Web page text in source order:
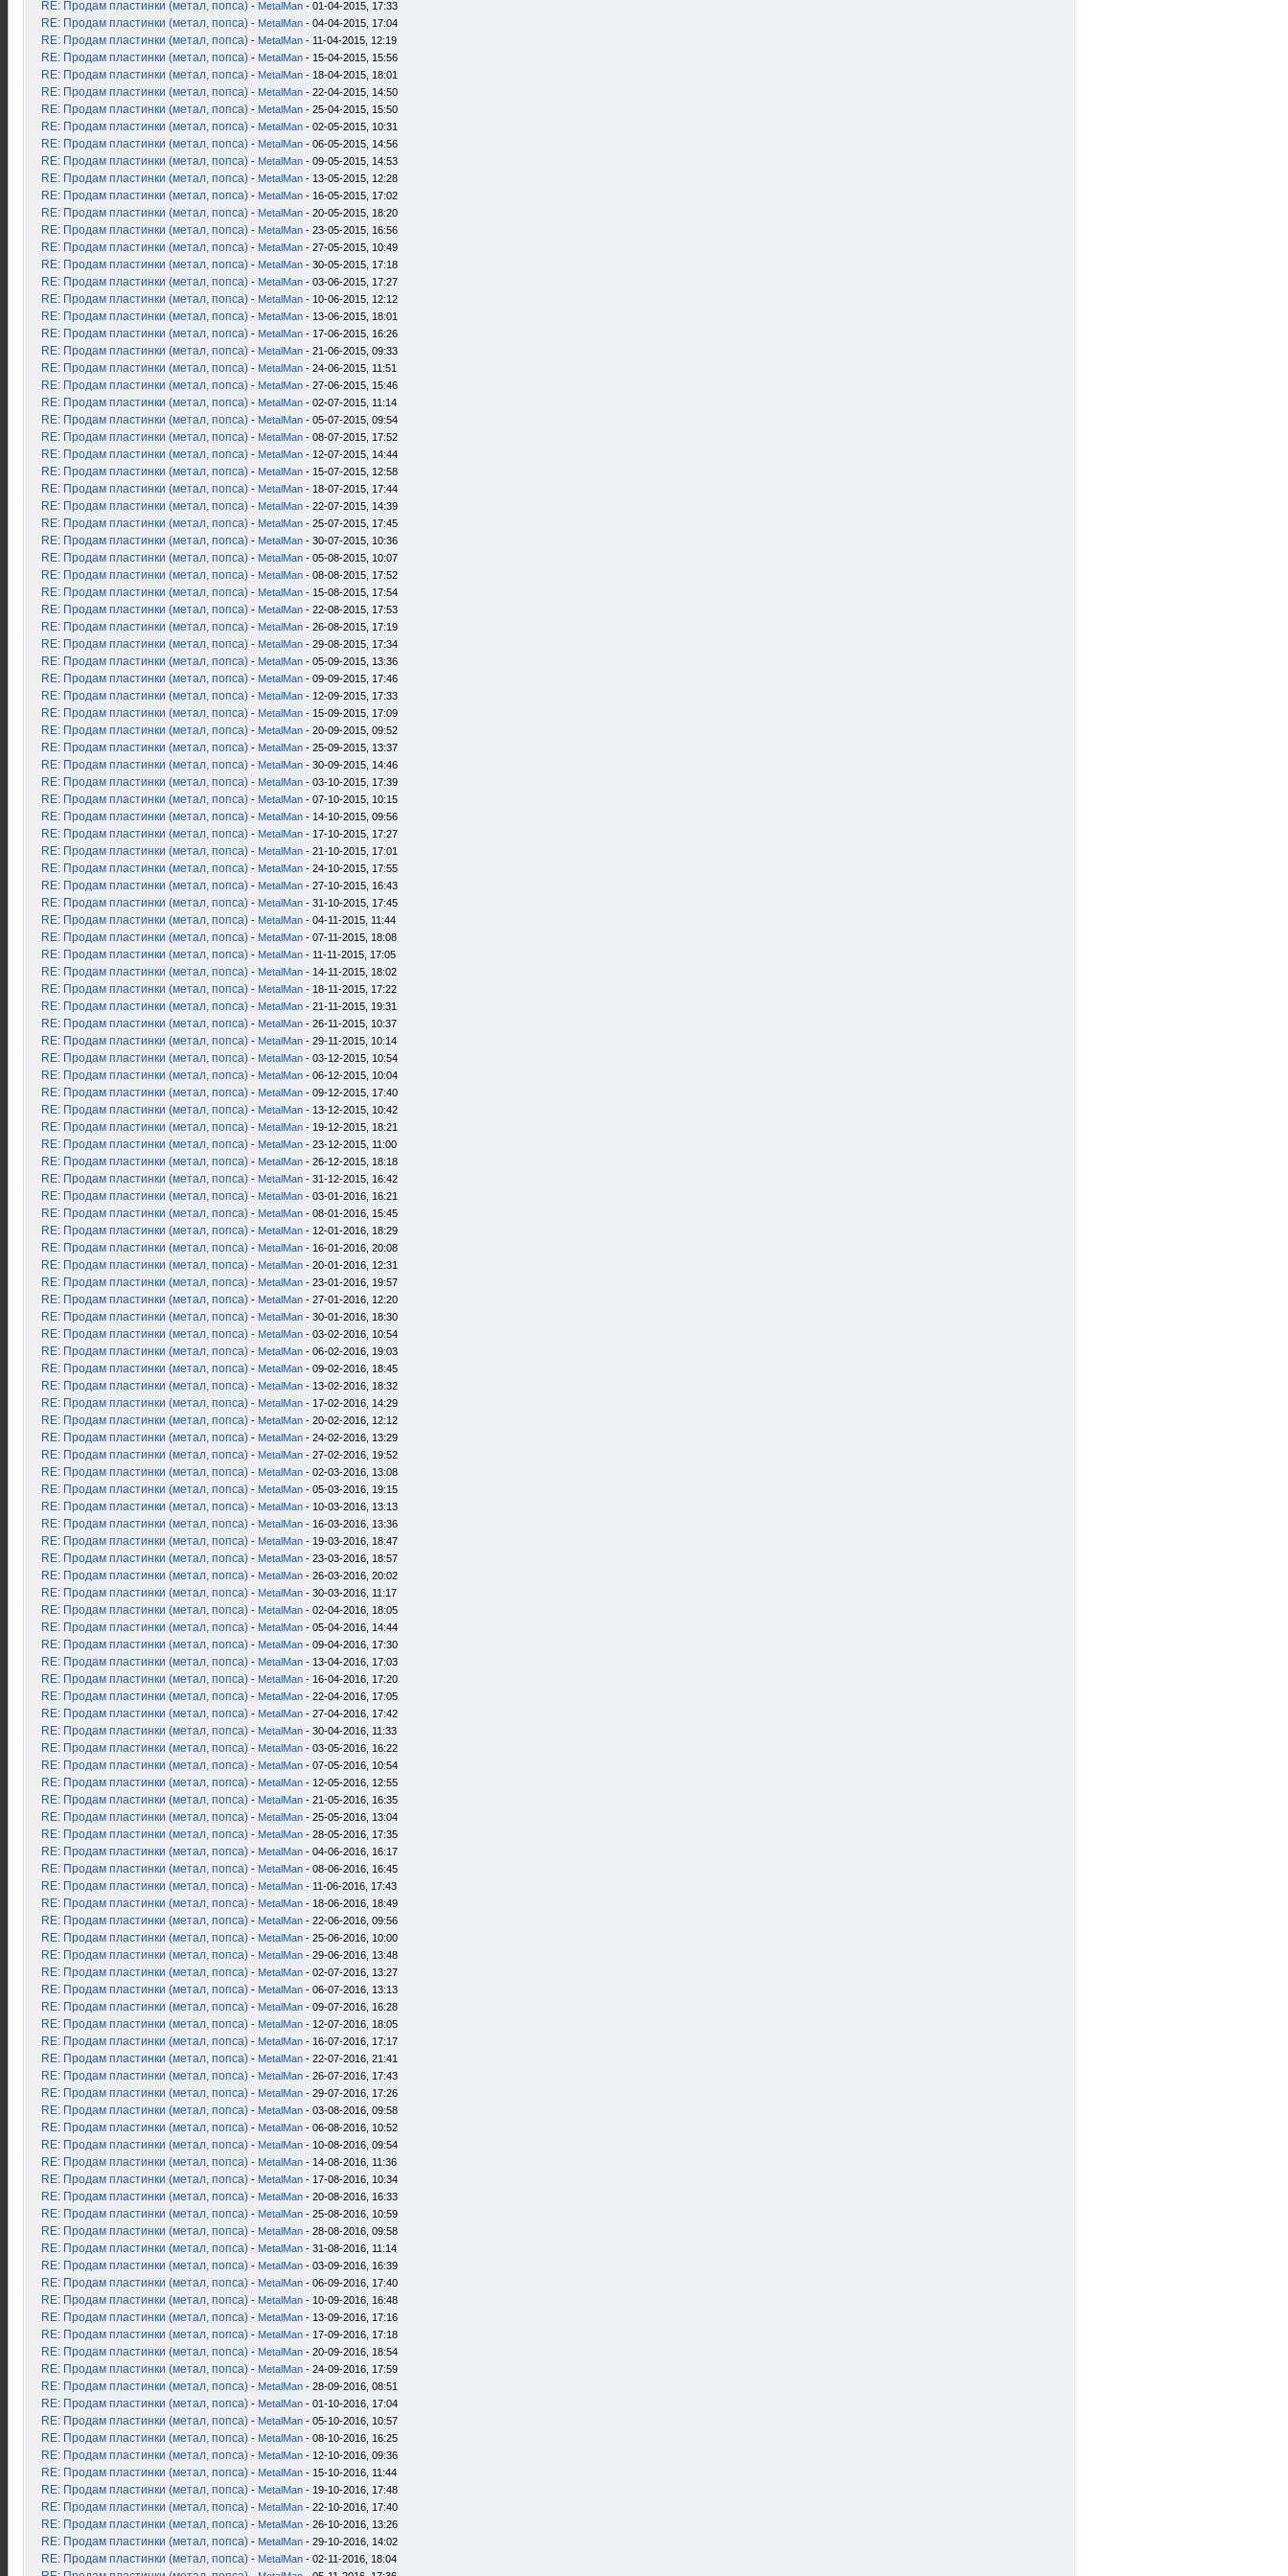
RE: Продам пластинки (метал, попса) - MetalMan - 01-04-2015, 17:33
RE: Продам пластинки (метал, попса) - MetalMan - 04-04-2015, 17:04
RE: Продам пластинки (метал, попса) - MetalMan - 11-04-2015, 12:19
RE: Продам пластинки (метал, попса) - MetalMan - 15-04-2015, 15:56
RE: Продам пластинки (метал, попса) - MetalMan - 18-04-2015, 18:01
RE: Продам пластинки (метал, попса) - MetalMan - 22-04-2015, 14:50
RE: Продам пластинки (метал, попса) - MetalMan - 25-04-2015, 15:50
RE: Продам пластинки (метал, попса) - MetalMan - 02-05-2015, 10:31
RE: Продам пластинки (метал, попса) - MetalMan - 06-05-2015, 14:56
RE: Продам пластинки (метал, попса) - MetalMan - 09-05-2015, 14:53
RE: Продам пластинки (метал, попса) - MetalMan - 13-05-2015, 12:28
RE: Продам пластинки (метал, попса) - MetalMan - 16-05-2015, 17:02
RE: Продам пластинки (метал, попса) - MetalMan - 20-05-2015, 18:20
RE: Продам пластинки (метал, попса) - MetalMan - 23-05-2015, 16:56
RE: Продам пластинки (метал, попса) - MetalMan - 27-05-2015, 10:49
RE: Продам пластинки (метал, попса) - MetalMan - 30-05-2015, 17:18
RE: Продам пластинки (метал, попса) - MetalMan - 03-06-2015, 17:27
RE: Продам пластинки (метал, попса) - MetalMan - 10-06-2015, 12:12
RE: Продам пластинки (метал, попса) - MetalMan - 13-06-2015, 18:01
RE: Продам пластинки (метал, попса) - MetalMan - 17-06-2015, 16:26
RE: Продам пластинки (метал, попса) - MetalMan - 21-06-2015, 09:33
RE: Продам пластинки (метал, попса) - MetalMan - 24-06-2015, 11:51
RE: Продам пластинки (метал, попса) - MetalMan - 27-06-2015, 15:46
RE: Продам пластинки (метал, попса) - MetalMan - 02-07-2015, 11:14
RE: Продам пластинки (метал, попса) - MetalMan - 05-07-2015, 09:54
RE: Продам пластинки (метал, попса) - MetalMan - 08-07-2015, 17:52
RE: Продам пластинки (метал, попса) - MetalMan - 12-07-2015, 14:44
RE: Продам пластинки (метал, попса) - MetalMan - 15-07-2015, 12:58
RE: Продам пластинки (метал, попса) - MetalMan - 18-07-2015, 17:44
RE: Продам пластинки (метал, попса) - MetalMan - 22-07-2015, 14:39
RE: Продам пластинки (метал, попса) - MetalMan - 25-07-2015, 17:45
RE: Продам пластинки (метал, попса) - MetalMan - 30-07-2015, 10:36
RE: Продам пластинки (метал, попса) - MetalMan - 05-08-2015, 10:07
RE: Продам пластинки (метал, попса) - MetalMan - 08-08-2015, 17:52
RE: Продам пластинки (метал, попса) - MetalMan - 15-08-2015, 17:54
RE: Продам пластинки (метал, попса) - MetalMan - 22-08-2015, 17:53
RE: Продам пластинки (метал, попса) - MetalMan - 26-08-2015, 17:19
RE: Продам пластинки (метал, попса) - MetalMan - 29-08-2015, 17:34
RE: Продам пластинки (метал, попса) - MetalMan - 05-09-2015, 13:36
RE: Продам пластинки (метал, попса) - MetalMan - 09-09-2015, 17:46
RE: Продам пластинки (метал, попса) - MetalMan - 12-09-2015, 17:33
RE: Продам пластинки (метал, попса) - MetalMan - 15-09-2015, 17:09
RE: Продам пластинки (метал, попса) - MetalMan - 20-09-2015, 09:52
RE: Продам пластинки (метал, попса) - MetalMan - 25-09-2015, 13:37
RE: Продам пластинки (метал, попса) - MetalMan - 30-09-2015, 14:46
RE: Продам пластинки (метал, попса) - MetalMan - 03-10-2015, 17:39
RE: Продам пластинки (метал, попса) - MetalMan - 07-10-2015, 10:15
RE: Продам пластинки (метал, попса) - MetalMan - 14-10-2015, 09:56
RE: Продам пластинки (метал, попса) - MetalMan - 17-10-2015, 17:27
RE: Продам пластинки (метал, попса) - MetalMan - 21-10-2015, 17:01
RE: Продам пластинки (метал, попса) - MetalMan - 24-10-2015, 17:55
RE: Продам пластинки (метал, попса) - MetalMan - 27-10-2015, 16:43
RE: Продам пластинки (метал, попса) - MetalMan - 31-10-2015, 17:45
RE: Продам пластинки (метал, попса) - MetalMan - 04-11-2015, 11:44
RE: Продам пластинки (метал, попса) - MetalMan - 07-11-2015, 18:08
RE: Продам пластинки (метал, попса) - MetalMan - 11-11-2015, 17:05
RE: Продам пластинки (метал, попса) - MetalMan - 14-11-2015, 18:02
RE: Продам пластинки (метал, попса) - MetalMan - 18-11-2015, 17:22
RE: Продам пластинки (метал, попса) - MetalMan - 21-11-2015, 19:31
RE: Продам пластинки (метал, попса) - MetalMan - 26-11-2015, 10:37
RE: Продам пластинки (метал, попса) - MetalMan - 29-11-2015, 10:14
RE: Продам пластинки (метал, попса) - MetalMan - 03-12-2015, 10:54
RE: Продам пластинки (метал, попса) - MetalMan - 06-12-2015, 10:04
RE: Продам пластинки (метал, попса) - MetalMan - 09-12-2015, 17:40
RE: Продам пластинки (метал, попса) - MetalMan - 13-12-2015, 10:42
RE: Продам пластинки (метал, попса) - MetalMan - 19-12-2015, 18:21
RE: Продам пластинки (метал, попса) - MetalMan - 23-12-2015, 11:00
RE: Продам пластинки (метал, попса) - MetalMan - 26-12-2015, 18:18
RE: Продам пластинки (метал, попса) - MetalMan - 31-12-2015, 16:42
RE: Продам пластинки (метал, попса) - MetalMan - 03-01-2016, 16:21
RE: Продам пластинки (метал, попса) - MetalMan - 08-01-2016, 15:45
RE: Продам пластинки (метал, попса) - MetalMan - 12-01-2016, 18:29
RE: Продам пластинки (метал, попса) - MetalMan - 16-01-2016, 20:08
RE: Продам пластинки (метал, попса) - MetalMan - 20-01-2016, 12:31
RE: Продам пластинки (метал, попса) - MetalMan - 23-01-2016, 19:57
RE: Продам пластинки (метал, попса) - MetalMan - 27-01-2016, 12:20
RE: Продам пластинки (метал, попса) - MetalMan - 30-01-2016, 18:30
RE: Продам пластинки (метал, попса) - MetalMan - 03-02-2016, 10:54
RE: Продам пластинки (метал, попса) - MetalMan - 06-02-2016, 19:03
RE: Продам пластинки (метал, попса) - MetalMan - 09-02-2016, 18:45
RE: Продам пластинки (метал, попса) - MetalMan - 13-02-2016, 18:32
RE: Продам пластинки (метал, попса) - MetalMan - 17-02-2016, 14:29
RE: Продам пластинки (метал, попса) - MetalMan - 20-02-2016, 12:12
RE: Продам пластинки (метал, попса) - MetalMan - 24-02-2016, 13:29
RE: Продам пластинки (метал, попса) - MetalMan - 27-02-2016, 19:52
RE: Продам пластинки (метал, попса) - MetalMan - 02-03-2016, 13:08
RE: Продам пластинки (метал, попса) - MetalMan - 05-03-2016, 19:15
RE: Продам пластинки (метал, попса) - MetalMan - 10-03-2016, 13:13
RE: Продам пластинки (метал, попса) - MetalMan - 16-03-2016, 13:36
RE: Продам пластинки (метал, попса) - MetalMan - 19-03-2016, 18:47
RE: Продам пластинки (метал, попса) - MetalMan - 23-03-2016, 18:57
RE: Продам пластинки (метал, попса) - MetalMan - 26-03-2016, 20:02
RE: Продам пластинки (метал, попса) - MetalMan - 30-03-2016, 11:17
RE: Продам пластинки (метал, попса) - MetalMan - 02-04-2016, 18:05
RE: Продам пластинки (метал, попса) - MetalMan - 05-04-2016, 14:44
RE: Продам пластинки (метал, попса) - MetalMan - 09-04-2016, 17:30
RE: Продам пластинки (метал, попса) - MetalMan - 13-04-2016, 17:03
RE: Продам пластинки (метал, попса) - MetalMan - 16-04-2016, 17:20
RE: Продам пластинки (метал, попса) - MetalMan - 22-04-2016, 17:05
RE: Продам пластинки (метал, попса) - MetalMan - 27-04-2016, 17:42
RE: Продам пластинки (метал, попса) - MetalMan - 30-04-2016, 11:33
RE: Продам пластинки (метал, попса) - MetalMan - 03-05-2016, 16:22
RE: Продам пластинки (метал, попса) - MetalMan - 07-05-2016, 10:54
RE: Продам пластинки (метал, попса) - MetalMan - 12-05-2016, 12:55
RE: Продам пластинки (метал, попса) - MetalMan - 21-05-2016, 16:35
RE: Продам пластинки (метал, попса) - MetalMan - 25-05-2016, 13:04
RE: Продам пластинки (метал, попса) - MetalMan - 28-05-2016, 17:35
RE: Продам пластинки (метал, попса) - MetalMan - 04-06-2016, 16:17
RE: Продам пластинки (метал, попса) - MetalMan - 08-06-2016, 16:45
RE: Продам пластинки (метал, попса) - MetalMan - 11-06-2016, 17:43
RE: Продам пластинки (метал, попса) - MetalMan - 18-06-2016, 18:49
RE: Продам пластинки (метал, попса) - MetalMan - 22-06-2016, 09:56
RE: Продам пластинки (метал, попса) - MetalMan - 25-06-2016, 10:00
RE: Продам пластинки (метал, попса) - MetalMan - 29-06-2016, 13:48
RE: Продам пластинки (метал, попса) - MetalMan - 02-07-2016, 13:27
RE: Продам пластинки (метал, попса) - MetalMan - 06-07-2016, 13:13
RE: Продам пластинки (метал, попса) - MetalMan - 09-07-2016, 16:28
RE: Продам пластинки (метал, попса) - MetalMan - 12-07-2016, 18:05
RE: Продам пластинки (метал, попса) - MetalMan - 16-07-2016, 17:17
RE: Продам пластинки (метал, попса) - MetalMan - 22-07-2016, 21:41
RE: Продам пластинки (метал, попса) - MetalMan - 26-07-2016, 17:43
RE: Продам пластинки (метал, попса) - MetalMan - 29-07-2016, 17:26
RE: Продам пластинки (метал, попса) - MetalMan - 03-08-2016, 09:58
RE: Продам пластинки (метал, попса) - MetalMan - 06-08-2016, 10:52
RE: Продам пластинки (метал, попса) - MetalMan - 10-08-2016, 09:54
RE: Продам пластинки (метал, попса) - MetalMan - 14-08-2016, 11:36
RE: Продам пластинки (метал, попса) - MetalMan - 17-08-2016, 10:34
RE: Продам пластинки (метал, попса) - MetalMan - 20-08-2016, 16:33
RE: Продам пластинки (метал, попса) - MetalMan - 25-08-2016, 10:59
RE: Продам пластинки (метал, попса) - MetalMan - 28-08-2016, 09:58
RE: Продам пластинки (метал, попса) - MetalMan - 31-08-2016, 11:14
RE: Продам пластинки (метал, попса) - MetalMan - 03-09-2016, 16:39
RE: Продам пластинки (метал, попса) - MetalMan - 06-09-2016, 17:40
RE: Продам пластинки (метал, попса) - MetalMan - 10-09-2016, 16:48
RE: Продам пластинки (метал, попса) - MetalMan - 13-09-2016, 17:16
RE: Продам пластинки (метал, попса) - MetalMan - 17-09-2016, 17:18
RE: Продам пластинки (метал, попса) - MetalMan - 20-09-2016, 18:54
RE: Продам пластинки (метал, попса) - MetalMan - 24-09-2016, 17:59
RE: Продам пластинки (метал, попса) - MetalMan - 28-09-2016, 08:51
RE: Продам пластинки (метал, попса) - MetalMan - 01-10-2016, 17:04
RE: Продам пластинки (метал, попса) - MetalMan - 05-10-2016, 10:57
RE: Продам пластинки (метал, попса) - MetalMan - 08-10-2016, 16:25
RE: Продам пластинки (метал, попса) - MetalMan - 12-10-2016, 09:36
RE: Продам пластинки (метал, попса) - MetalMan - 15-10-2016, 11:44
RE: Продам пластинки (метал, попса) - MetalMan - 19-10-2016, 17:48
RE: Продам пластинки (метал, попса) - MetalMan - 22-10-2016, 17:40
RE: Продам пластинки (метал, попса) - MetalMan - 26-10-2016, 13:26
RE: Продам пластинки (метал, попса) - MetalMan - 29-10-2016, 14:02
RE: Продам пластинки (метал, попса) - MetalMan - 02-11-2016, 18:04